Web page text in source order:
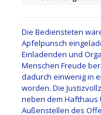
Die Bediensteten
Apfelpunsch
Einladenden und
Menschen Freude
dadurch einwenig in
worden. Die
neben dem Hafthaus
Außenstellen des